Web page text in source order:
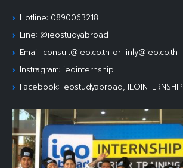
Hotline: 0890063218
Line: @ieostudyabroad
Email: consult@ieo.co.th or linly@ieo.co.th
Instragram: ieointernship
Facebook: ieostudyabroad, IEOINTERNSHIP